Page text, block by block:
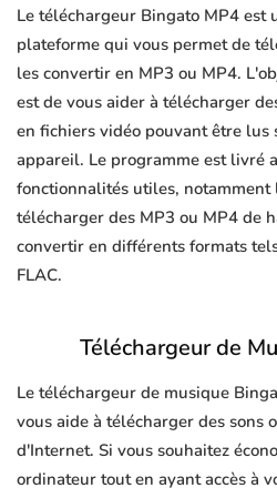
Le téléchargeur Bingato MP4 est
plateforme qui vous permet de
les convertir en MP3 ou MP4.
est de vous aider à télécharger
en fichiers vidéo pouvant être
appareil. Le programme est livré
fonctionnalités utiles, notamment
télécharger des MP3 ou MP4 de
convertir en différents formats
FLAC.
Téléchargeur de
Le téléchargeur de musique
vous aide à télécharger des sons
d'Internet. Si vous souhaitez
ordinateur tout en ayant accès à